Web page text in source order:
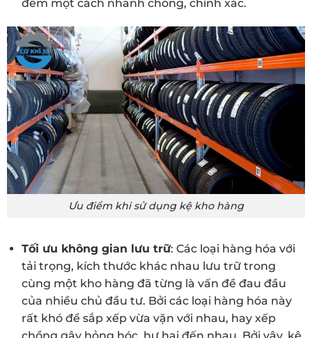
đếm một cách nhanh chóng, chính xác.
Ưu điểm khi sử dụng kệ kho hàng
Tối ưu không gian lưu trữ: Các loại hàng hóa với
tải trọng, kích thước khác nhau lưu trữ trong
cùng một kho hàng đã từng là vấn đề đau đầu
của nhiều chủ đầu tư. Bởi các loại hàng hóa này
rất khó để sắp xếp vừa vặn với nhau, hay xếp